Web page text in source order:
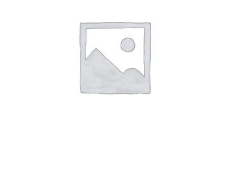
SHTOJE NË SHPORTË